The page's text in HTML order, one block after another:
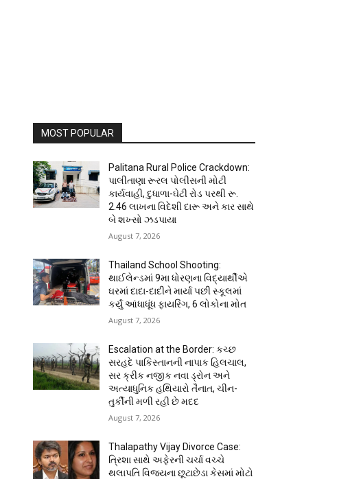
MOST POPULAR
Palitana Rural Police Crackdown:
પાલીતાણા રૂરલ પોલીસની મોટી
કાર્યવાહી, દુધાળા-ઘેટી રોડ પરથી રૂ.
2.46 લાખના વિદેશી દારૂ અને કાર સાથે
બે શખ્સો ઝડપાયા
August 7, 2026
Thailand School Shooting:
થાઈલેન્ડમાં 9મા ધોરણના વિદ્યાર્થીએ
ઘરમાં દાદા-દાદીને માર્યા પછી સ્કૂલમાં
કર્યું આંધાધૂંધ ફાયરિંગ, 6 લોકોના મોત
August 7, 2026
Escalation at the Border: કચ્છ
સરહદે પાકિસ્તાનની નાપાક હિલચાલ,
સર ક્રીક નજીક નવા ડ્રોન અને
અત્યાધુનિક હથિયારો તૈનાત, ચીન-
તુર્કીની મળી રહી છે મદદ
August 7, 2026
Thalapathy Vijay Divorce Case:
ત્રિશા સાથે અફેરની ચર્ચા વચ્ચે
થલાપતિ વિજયના છૂટાછેડા કેસમાં મોટો